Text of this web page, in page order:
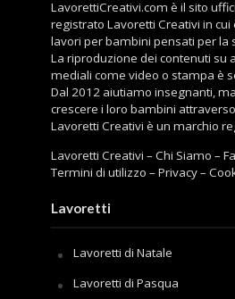
LavorettiCreativi.com è il sito
registrato Lavoretti Creativi in
lavori per bambini pensati per la
La riproduzione dei contenuti su
mediali come video o stampa è
Dal 2012 aiutiamo insegnanti,
crescere i loro bambini
Lavoretti Creativi è un marchio
Lavoretti Creativi –Chi Siamo –
Termini di utilizzo –Privacy–
Lavoretti
Lavoretti di Natale
Lavoretti di Pasqua